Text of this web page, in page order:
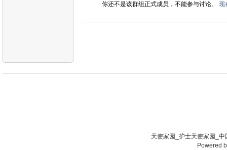
你还不是该群组正式成员，不能参与讨论。 现
天使家园_护士天使家园_
Powered